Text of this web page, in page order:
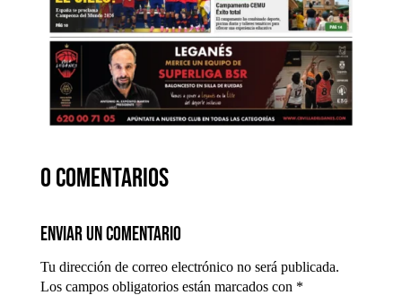
0 comentarios
Enviar un comentario
Tu dirección de correo electrónico no será publicada.
Los campos obligatorios están marcados con *